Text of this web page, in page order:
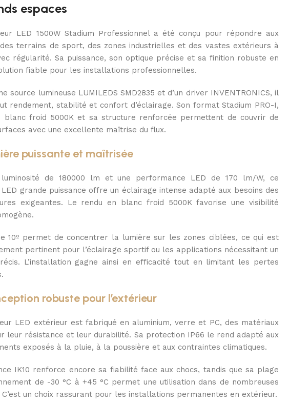
espaces
LED 1500W Stadium Professionnel a été conçu pour répondre aux
des terrains de sport, des zones industrielles et des vastes extérieurs à
régularité. Sa puissance, son optique précise et sa finition robuste en
fiable pour les installations professionnelles.
source lumineuse LUMILEDS SMD2835 et d’un driver INVENTRONICS, il
rendement, stabilité et confort d’éclairage. Son format Stadium PRO-I,
blanc froid 5000K et sa structure renforcée permettent de couvrir de
avec une excellente maîtrise du flux.
puissante et maîtrisée
de 180000 lm et une performance LED de 170 lm/W, ce
grande puissance offre un éclairage intense adapté aux besoins des
exigeantes. Le rendu en blanc froid 5000K favorise une visibilité
10º permet de concentrer la lumière sur les zones ciblées, ce qui est
pertinent pour l’éclairage sportif ou les applications nécessitant un
L’installation gagne ainsi en efficacité tout en limitant les pertes
robuste pour l’extérieur
LED extérieur est fabriqué en aluminium, verre et PC, des matériaux
leur résistance et leur durabilité. Sa protection IP66 le rend adapté aux
exposés à la pluie, à la poussière et aux contraintes climatiques.
IK10 renforce encore sa fiabilité face aux chocs, tandis que sa plage
de -30 °C à +45 °C permet une utilisation dans de nombreuses
C’est un choix rassurant pour les installations permanentes en extérieur.